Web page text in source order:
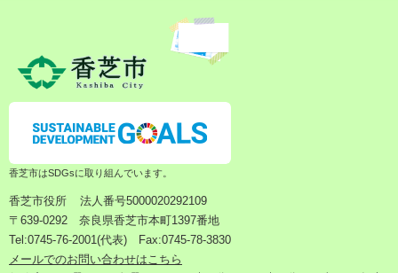
香芝市はSDGsに取り組んでいます。
香芝市役所
法人番号5000020292109
〒639-0292 奈良県香芝市本町1397番地
Tel:0745-76-2001(代表) Fax:0745-78-3830
メールでのお問い合わせはこちら